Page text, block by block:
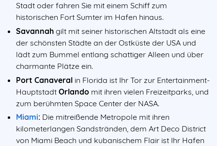
Stadt oder fahren Sie mit einem Schiff zum
historischen Fort Sumter im Hafen hinaus.
Savannah gilt mit seiner historischen Altstadt als eine
der schönsten Städte an der Ostküste der USA und
lädt zum Bummel entlang schattiger Alleen und über
charmante Plätze ein.
Port Canaveral in Florida ist Ihr Tor zur Entertainment-
Hauptstadt Orlando mit ihren vielen Freizeitparks, und
zum berühmten Space Center der NASA.
Miami: Die mitreißende Metropole mit ihren
kilometerlangen Sandstränden, dem Art Deco District
von Miami Beach und kubanischem Flair ist Ihr Hafen